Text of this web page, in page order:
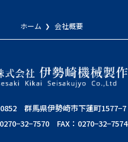
ホーム 会社概要
群馬県伊勢崎市下蓮町1577−7
FAX：0270−32−7574